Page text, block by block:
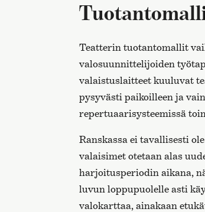
Teatterin tuotantomallit
valosuunnittelijoiden
valaistuslaitteet kuuluvat
pysyvästi paikoilleen ja
repertuaarisysteemissä
Ranskassa ei tavallisesti
valaisimet otetaan alas
harjoitusperiodin aikana,
luvun loppupuolelle asti
valokarttaa, ainakaan